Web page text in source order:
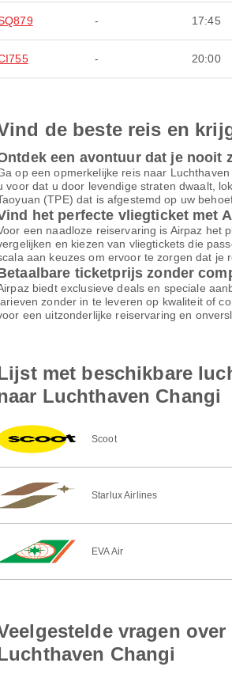
- 17:45
- 20:00
de beste reis en
een avontuur dat je nooit
op een opmerkelijke reis naar
voor dat u door levendige straten dwaalt,
(TPE) dat is afgestemd op uw
het perfecte vliegticket met
een naadloze reiservaring is Airpaz het
en kiezen van vliegtickets die
aan keuzes om ervoor te zorgen dat je
ticketprijs zonder
biedt exclusieve deals en speciale
zonder in te leveren op kwaliteit of
een uitzonderlijke reiservaring en
met beschikbare
Luchthaven Changi
Scoot
Starlux Airlines
EVA Air
vragen
Changi